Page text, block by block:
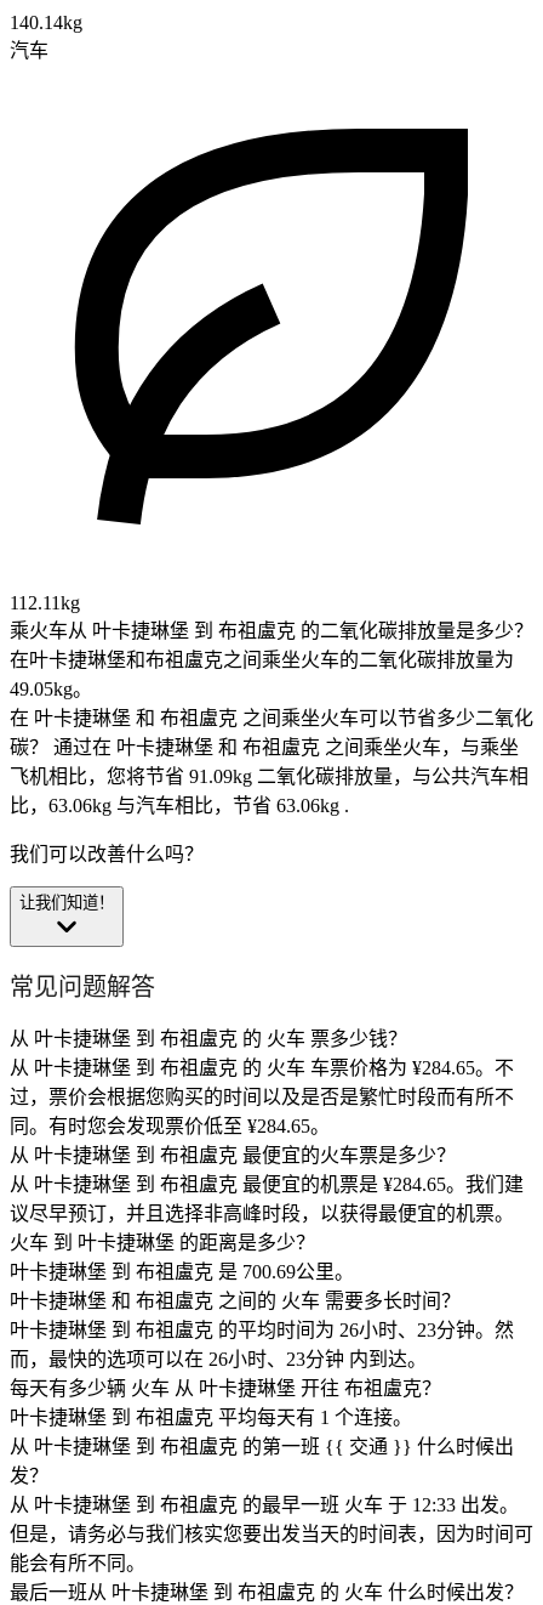
140.14kg
汽车
112.11kg
乘火车从 叶卡捷琳堡 到 布祖盧克 的二氧化碳排放量是多少？
在叶卡捷琳堡和布祖盧克之间乘坐火车的二氧化碳排放量为
49.05kg。
在 叶卡捷琳堡 和 布祖盧克 之间乘坐火车可以节省多少二氧化
碳？
通过在 叶卡捷琳堡 和 布祖盧克 之间乘坐火车，与乘坐
飞机相比，您将节省 91.09kg 二氧化碳排放量，与公共汽车相
比，63.06kg 与汽车相比，节省 63.06kg .
我们可以改善什么吗？
让我们知道！
常见问题解答
从 叶卡捷琳堡 到 布祖盧克 的 火车 票多少钱？
从 叶卡捷琳堡 到 布祖盧克 的 火车 车票价格为 ¥284.65。不
过，票价会根据您购买的时间以及是否是繁忙时段而有所不
同。有时您会发现票价低至 ¥284.65。
从 叶卡捷琳堡 到 布祖盧克 最便宜的火车票是多少？
从 叶卡捷琳堡 到 布祖盧克 最便宜的机票是 ¥284.65。我们建
议尽早预订，并且选择非高峰时段，以获得最便宜的机票。
火车 到 叶卡捷琳堡 的距离是多少？
叶卡捷琳堡 到 布祖盧克 是 700.69公里。
叶卡捷琳堡 和 布祖盧克 之间的 火车 需要多长时间？
叶卡捷琳堡 到 布祖盧克 的平均时间为 26小时、23分钟。然
而，最快的选项可以在 26小时、23分钟 内到达。
每天有多少辆 火车 从 叶卡捷琳堡 开往 布祖盧克？
叶卡捷琳堡 到 布祖盧克 平均每天有 1 个连接。
从 叶卡捷琳堡 到 布祖盧克 的第一班 {{ 交通 }} 什么时候出
发？
从 叶卡捷琳堡 到 布祖盧克 的最早一班 火车 于 12:33 出发。
但是，请务必与我们核实您要出发当天的时间表，因为时间可
能会有所不同。
最后一班从 叶卡捷琳堡 到 布祖盧克 的 火车 什么时候出发？